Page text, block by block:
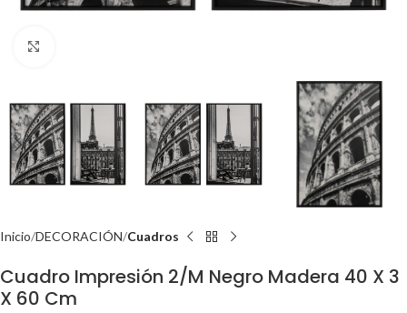
Inicio DECORACIÓN Cuadros
Cuadro Impresión 2/M Negro Madera 40 X 3
X 60 Cm